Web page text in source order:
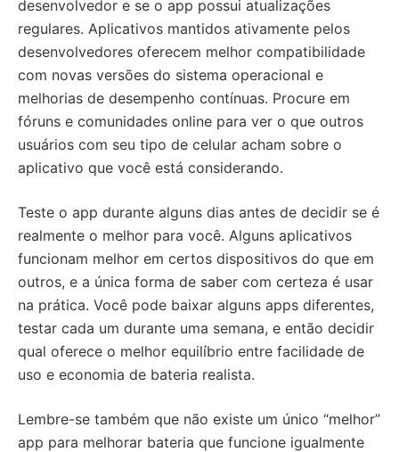
desenvolvedor e se o app possui atualizações
regulares. Aplicativos mantidos ativamente pelos
desenvolvedores oferecem melhor compatibilidade
com novas versões do sistema operacional e
melhorias de desempenho contínuas. Procure em
fóruns e comunidades online para ver o que outros
usuários com seu tipo de celular acham sobre o
aplicativo que você está considerando.
Teste o app durante alguns dias antes de decidir se é
realmente o melhor para você. Alguns aplicativos
funcionam melhor em certos dispositivos do que em
outros, e a única forma de saber com certeza é usar
na prática. Você pode baixar alguns apps diferentes,
testar cada um durante uma semana, e então decidir
qual oferece o melhor equilíbrio entre facilidade de
uso e economia de bateria realista.
Lembre-se também que não existe um único “melhor”
app para melhorar bateria que funcione igualmente